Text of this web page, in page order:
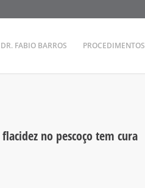
DR. FABIO BARROS PROCEDIMENTOS
flacidez no pescoço tem cura